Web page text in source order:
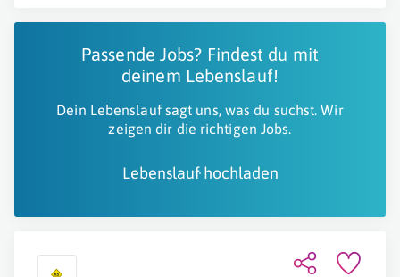
Passende Jobs? Findest du mit
deinem Lebenslauf!
Dein Lebenslauf sagt uns, was du suchst. Wir
zeigen dir die richtigen Jobs.
Lebenslauf hochladen